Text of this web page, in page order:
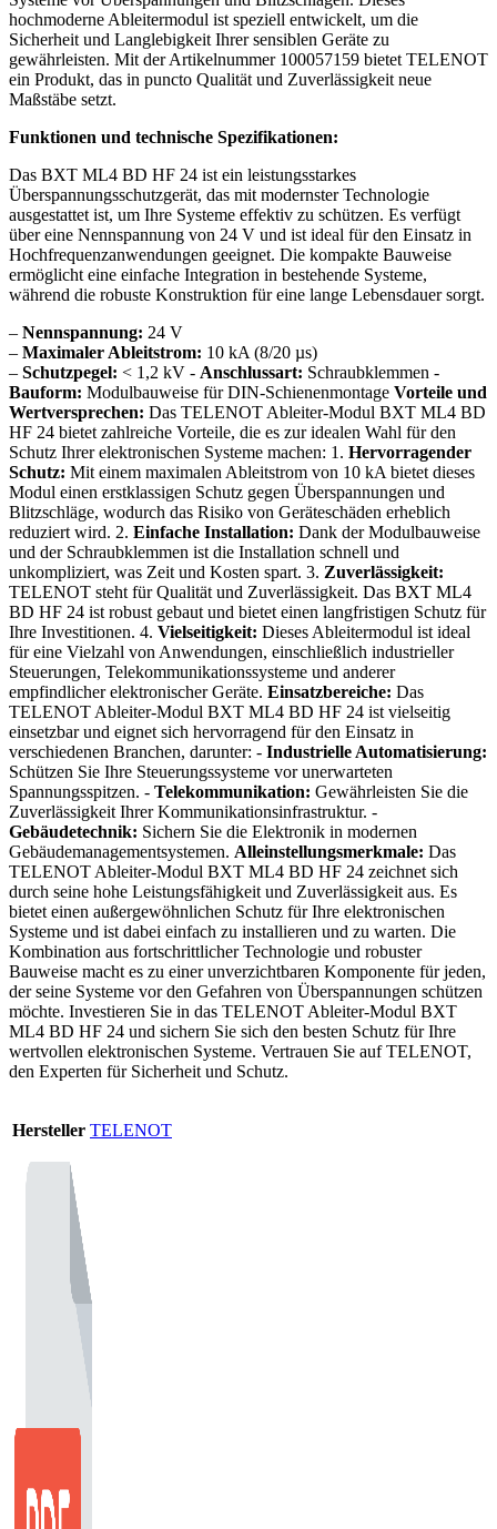
hochmoderne Ableitermodul ist speziell entwickelt, um die
Sicherheit und Langlebigkeit Ihrer sensiblen Geräte zu
gewährleisten. Mit der Artikelnummer 100057159 bietet TELENOT
ein Produkt, das in puncto Qualität und Zuverlässigkeit neue
Maßstäbe setzt.
Funktionen und technische Spezifikationen:
Das BXT ML4 BD HF 24 ist ein leistungsstarkes
Überspannungsschutzgerät, das mit modernster Technologie
ausgestattet ist, um Ihre Systeme effektiv zu schützen. Es verfügt
über eine Nennspannung von 24 V und ist ideal für den Einsatz in
Hochfrequenzanwendungen geeignet. Die kompakte Bauweise
ermöglicht eine einfache Integration in bestehende Systeme,
während die robuste Konstruktion für eine lange Lebensdauer sorgt.
– Nennspannung: 24 V
– Maximaler Ableitstrom: 10 kA (8/20 µs)
– Schutzpegel: < 1,2 kV - Anschlussart: Schraubklemmen -
Bauform: Modulbauweise für DIN-Schienenmontage Vorteile und
Wertversprechen: Das TELENOT Ableiter-Modul BXT ML4 BD
HF 24 bietet zahlreiche Vorteile, die es zur idealen Wahl für den
Schutz Ihrer elektronischen Systeme machen: 1. Hervorragender
Schutz: Mit einem maximalen Ableitstrom von 10 kA bietet dieses
Modul einen erstklassigen Schutz gegen Überspannungen und
Blitzschläge, wodurch das Risiko von Geräteschäden erheblich
reduziert wird. 2. Einfache Installation: Dank der Modulbauweise
und der Schraubklemmen ist die Installation schnell und
unkompliziert, was Zeit und Kosten spart. 3. Zuverlässigkeit:
TELENOT steht für Qualität und Zuverlässigkeit. Das BXT ML4
BD HF 24 ist robust gebaut und bietet einen langfristigen Schutz für
Ihre Investitionen. 4. Vielseitigkeit: Dieses Ableitermodul ist ideal
für eine Vielzahl von Anwendungen, einschließlich industrieller
Steuerungen, Telekommunikationssysteme und anderer
empfindlicher elektronischer Geräte. Einsatzbereiche: Das
TELENOT Ableiter-Modul BXT ML4 BD HF 24 ist vielseitig
einsetzbar und eignet sich hervorragend für den Einsatz in
verschiedenen Branchen, darunter: - Industrielle Automatisierung:
Schützen Sie Ihre Steuerungssysteme vor unerwarteten
Spannungsspitzen. - Telekommunikation: Gewährleisten Sie die
Zuverlässigkeit Ihrer Kommunikationsinfrastruktur. -
Gebäudetechnik: Sichern Sie die Elektronik in modernen
Gebäudemanagementsystemen. Alleinstellungsmerkmale: Das
TELENOT Ableiter-Modul BXT ML4 BD HF 24 zeichnet sich
durch seine hohe Leistungsfähigkeit und Zuverlässigkeit aus. Es
bietet einen außergewöhnlichen Schutz für Ihre elektronischen
Systeme und ist dabei einfach zu installieren und zu warten. Die
Kombination aus fortschrittlicher Technologie und robuster
Bauweise macht es zu einer unverzichtbaren Komponente für jeden,
der seine Systeme vor den Gefahren von Überspannungen schützen
möchte. Investieren Sie in das TELENOT Ableiter-Modul BXT
ML4 BD HF 24 und sichern Sie sich den besten Schutz für Ihre
wertvollen elektronischen Systeme. Vertrauen Sie auf TELENOT,
den Experten für Sicherheit und Schutz.
Hersteller TELENOT